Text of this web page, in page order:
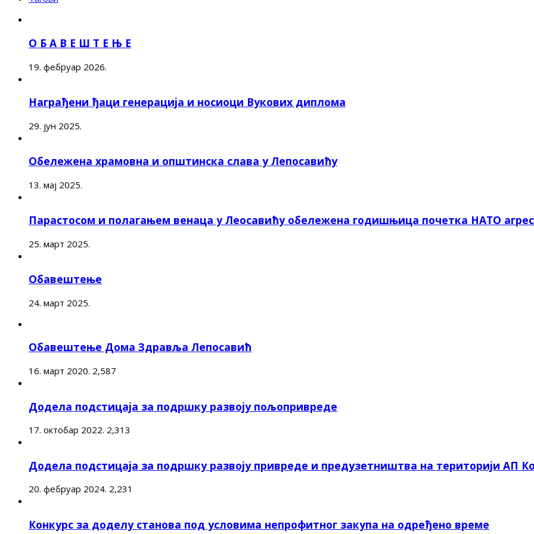
О Б А В Е Ш Т Е Њ Е
19. фебруар 2026.
Награђени ђаци генерација и носиоци Вукових диплома
29. јун 2025.
Обележена храмовна и општинска слава у Лепосавићу
13. мај 2025.
Парастосом и полагањем венаца у Леосавићу обележена годишњица почетка НАТО
25. март 2025.
Обавештење
24. март 2025.
Обавештење Дома Здравља Лепосавић
16. март 2020. 2,587
Додела подстицаја за подршку развоју пољопривреде
17. октобар 2022. 2,313
Додела подстицаја за подршку развоју привреде и предузетништва на територији АП
20. фебруар 2024. 2,231
Конкурс за доделу станова под условима непрофитног закупа на одређено време